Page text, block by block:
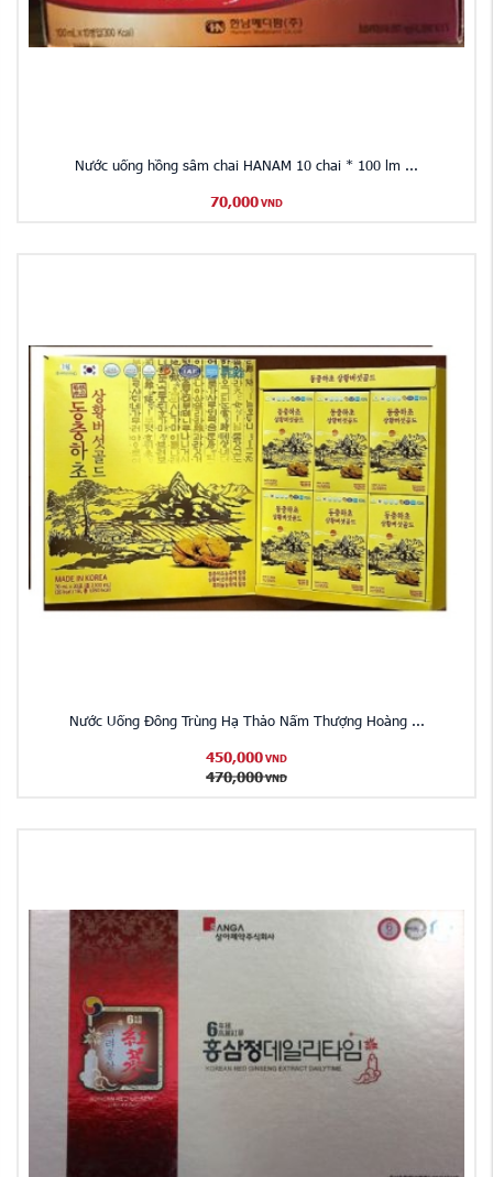
Nước uống hồng sâm chai HANAM 10 chai * 100 lm ...
70,000 VND
Nước Uống Đông Trùng Hạ Thảo Nấm Thượng Hoàng ...
450,000 VND
470,000 VND